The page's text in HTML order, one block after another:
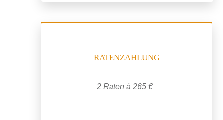
RATENZAHLUNG
2 Raten à 265 €